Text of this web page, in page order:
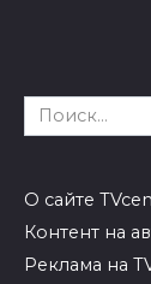
Search
for:
О сайте
Контент на
Реклама на